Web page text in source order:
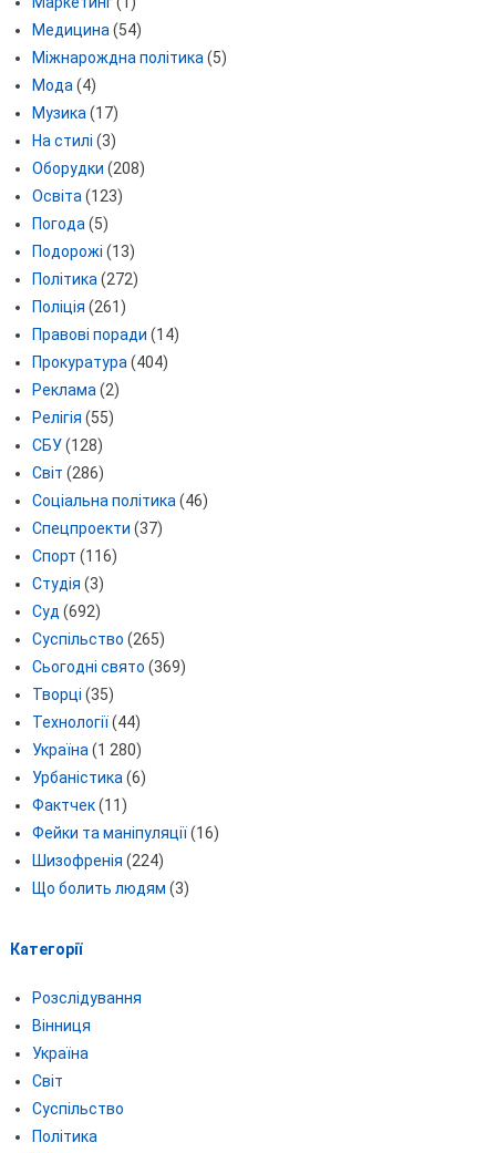
Медицина (54)
Міжнарождна політика (5)
Мода (4)
Музика (17)
На стилі (3)
Оборудки (208)
Освіта (123)
Погода (5)
Подорожі (13)
Політика (272)
Поліція (261)
Правові поради (14)
Прокуратура (404)
Реклама (2)
Релігія (55)
СБУ(128)
Світ (286)
Соціальна політика (46)
Спецпроекти (37)
Спорт (116)
Студія (3)
Суд (692)
Суспільство (265)
Сьогодні свято (369)
Творці (35)
Технології(44)
Україна (1 280)
Урбаністика (6)
Фактчек(11)
Фейки та маніпуляції(16)
Шизофренія (224)
Що болить людям (3)
Категорії
Розслідування
Вінниця
Україна
Світ
Суспільство
Політика